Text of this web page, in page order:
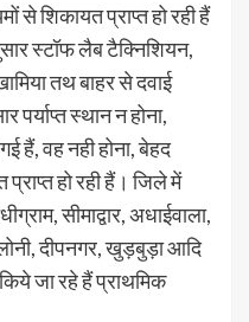
से शिकायत प्राप्त हो रही हैं
स्टॉफ लैब टैक्निशियन,
तथ बाहर से दवाई
स्थान न होना,
हैं, वह नही होना, बेहद
हो रही हैं। जिले में
सीमाद्वार, अधाईवाला,
दीपनगर, खुड़बुड़ा आदि
जा रहे हैं प्राथमिक